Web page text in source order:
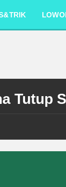
Tutup